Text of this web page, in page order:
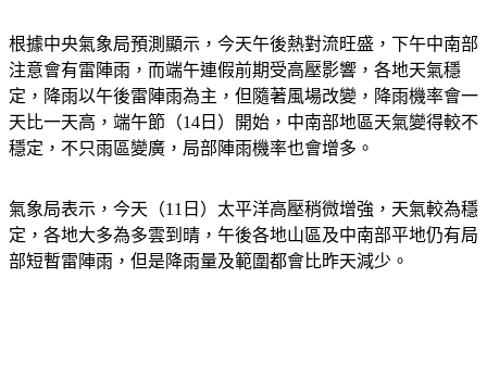
根據中央氣象局預測顯示，今天午後熱對流旺盛，下午中南部
注意會有雷陣雨，而端午連假前期受高壓影響，各地天氣穩
定，降雨以午後雷陣雨為主，但隨著風場改變，降雨機率會一
天比一天高，端午節（14日）開始，中南部地區天氣變得較不
氣象局表示，今天（11日）太平洋高壓稍微增強，天氣較為穩
定，各地大多為多雲到晴，午後各地山區及中南部平地仍有局